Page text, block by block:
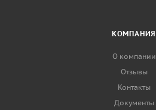
КОМПАНИЯ
О компании
Отзывы
Контакты
Документы